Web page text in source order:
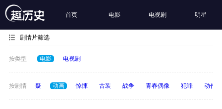
首页 电影 电视剧 明星
剧情片筛选
按类型 电影 电视剧
按剧情
家庭 悬疑 动画 惊悚 古装 战争 青春偶像 犯罪 动作